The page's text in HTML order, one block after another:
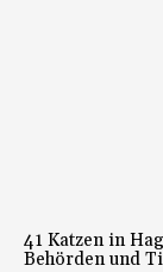
41 Katzen in
Behörden und